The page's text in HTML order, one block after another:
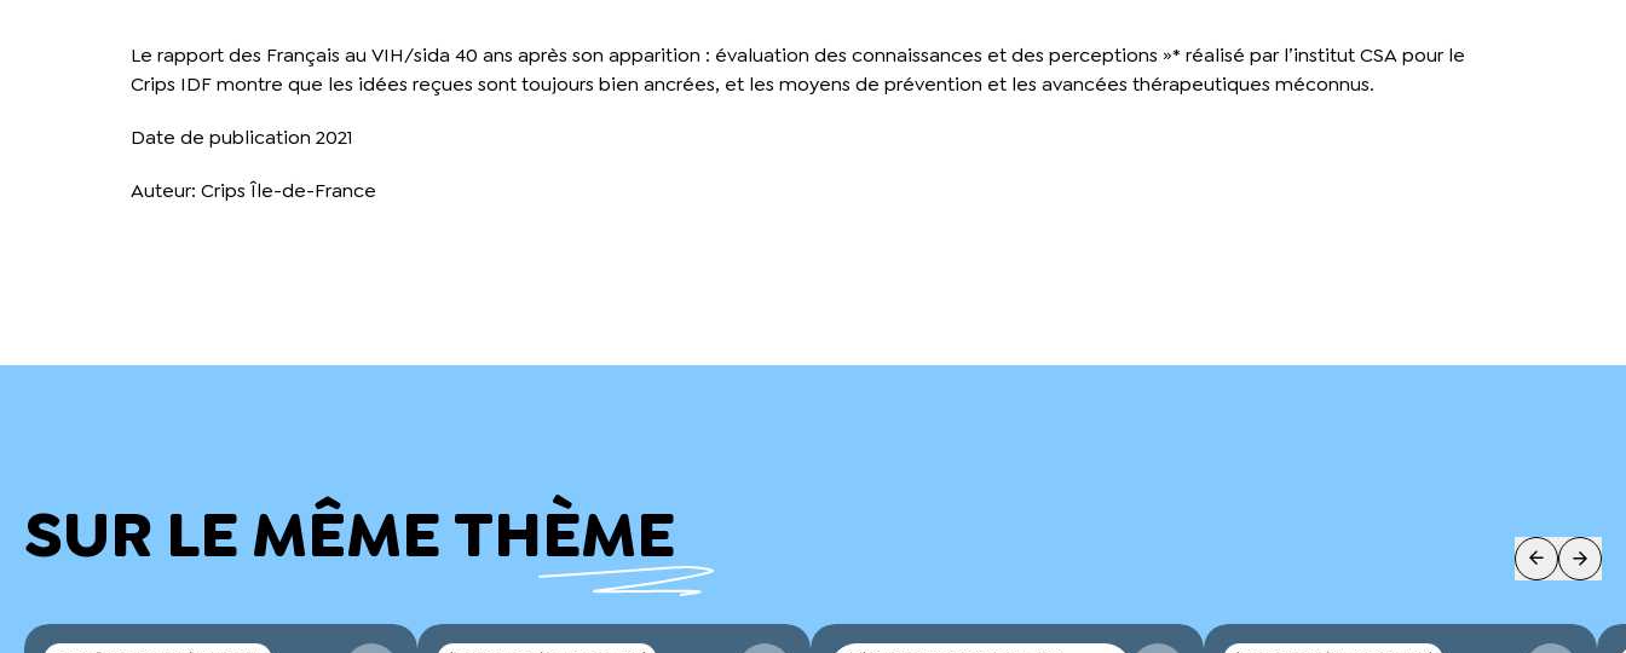
Le rapport des Français au VIH/sida 40 ans après son apparition : évaluation des connaissances et des perceptions »* réalisé par l’institut CSA pour le
Crips IDF montre que les idées reçues sont toujours bien ancrées, et les moyens de prévention et les avancées thérapeutiques méconnus.
Date de publication 2021
Auteur: Crips Île-de-France
SUR LE MÊME THÈME